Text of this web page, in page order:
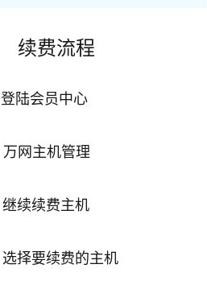
续费流程
登陆会员中心
万网主机管理
继续续费主机
选择要续费的主机